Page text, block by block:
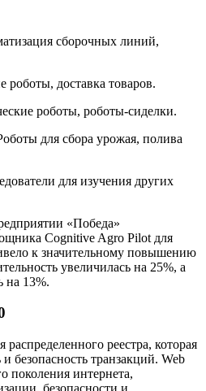
сборочных линий,
роботы, доставка товаров.
роботы, роботы-сиделки.
для сбора урожая, полива
для изучения других
«Победа»
Cognitive Agro Pilot для
к значительному повышению
увеличилась на 25%, а
на 13%.
реестра, которая
безопасность транзакций. Web
поколения интернета,
безопасности и